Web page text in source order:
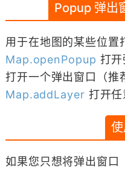
Popup 弹出
用于在地图的某些位置
Map.openPopup 打
打开一个弹出窗口（推
Map.addLayer 打开任
如果您只想将弹出窗